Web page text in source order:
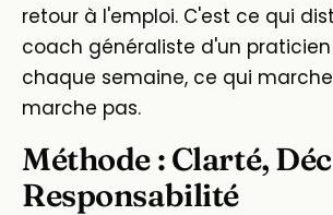
retour à l'emploi. C'est ce qui
coach généraliste d'un
chaque semaine, ce qui
marche pas.
Méthode : Clarté,
Responsabilité